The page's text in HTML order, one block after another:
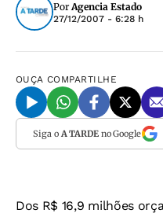
PorAgencia Estado
27/12/2007 - 6:28 h
OUÇA COMPARTILHE
Siga o A TARDEno Google
Dos R$ 16,9 milhões